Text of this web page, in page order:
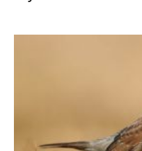
octobre